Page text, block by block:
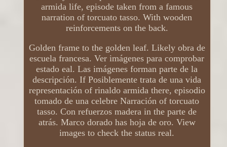
armida life, episode taken from a famous
narration of torcuato tasso. With wooden
reinforcements on the back.
Golden frame to the golden leaf. Likely obra de
escuela francesa. Ver imágenes para comprobar
estado eal. Las imágenes forman parte de la
descripción. If Posiblemente trata de una vida
representación of rinaldo armida there, episodio
tomado de una celebre Narración of torcuato
tasso. Con refuerzos madera in the parte de
atrás. Marco dorado has hoja de oro. View
images to check the status real.